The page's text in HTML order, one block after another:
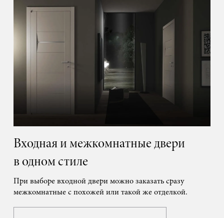
Входная и межкомнатные двери
в одном стиле
При выборе входной двери можно заказать сразу
межкомнатные с похожей или такой же отделкой.